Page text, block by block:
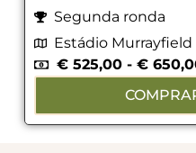
Segunda ronda
Estádio Murrayfield
€525,00 - €